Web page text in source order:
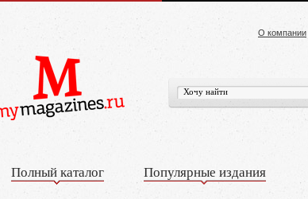
О компании
Полный каталог Популярные издания